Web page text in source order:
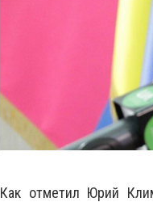
Как отметил Юрий